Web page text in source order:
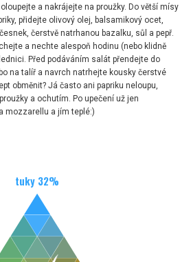
a nakrájejte na proužky. Do větší mísy
přidejte olivový olej, balsamikový ocet,
čerstvě natrhanou bazalku, sůl a pepř.
a nechte alespoň hodinu (nebo klidně
Před podáváním salát přendejte do
na talíř a navrch natrhejte kousky čerstvé
obměnit? Já často ani papriku neloupu,
a ochutím. Po upečení už jen
mozzarellu a jím teplé:)
tuky 32%